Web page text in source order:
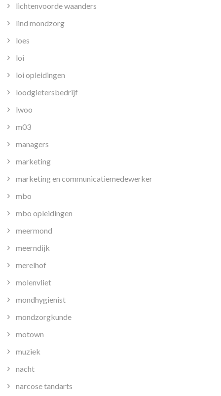
lichtenvoorde waanders
lind mondzorg
loes
loi
loi opleidingen
loodgietersbedrijf
lwoo
m03
managers
marketing
marketing en communicatiemedewerker
mbo
mbo opleidingen
meermond
meerndijk
merelhof
molenvliet
mondhygienist
mondzorgkunde
motown
muziek
nacht
narcose tandarts